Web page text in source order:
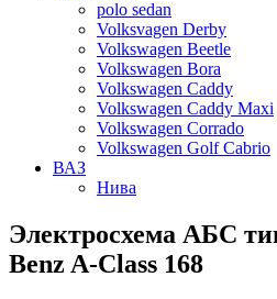
polo sedan
Volksvagen Derby
Volkswagen Beetle
Volkswagen Bora
Volkswagen Caddy
Volkswagen Caddy Maxi
Volkswagen Corrado
Volkswagen Golf Cabrio
ВАЗ
Нива
Электросхема АБС
Benz A-Class 168